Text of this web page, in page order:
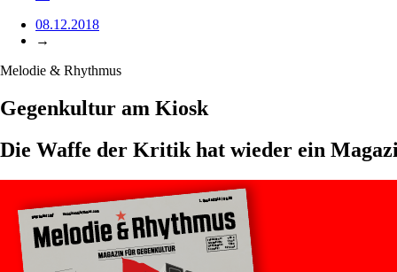
08.12.2018
→
Melodie & Rhythmus
Gegenkultur am Kiosk
Die Waffe der Kritik hat wieder ein